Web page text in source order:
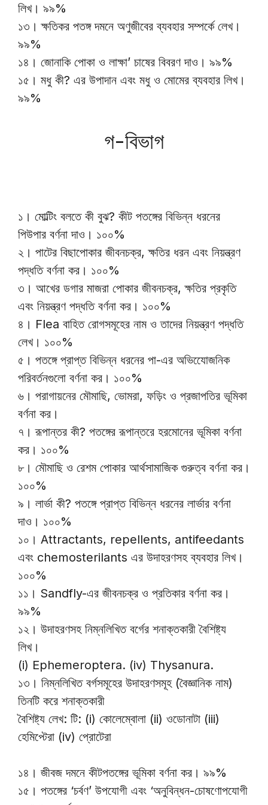
লিখ। ৯৯%
১৩। ক্ষতিকর পতঙ্গ দমনে অণুজীবের ব্যবহার সম্পর্কে লেখ।
৯৯%
১৪। জোনাকি পোকা ও লাক্ষা’ চাষের বিবরণ দাও। ৯৯%
১৫। মধু কী? এর উপাদান এবং মধু ও মোমের ব্যবহার লিখ।
৯৯%
গ-বিভাগ
১। মোল্টিং বলতে কী বুঝ? কীট পতঙ্গের বিভিন্ন ধরনের
পিউপার বর্ণনা দাও। ১০০%
২। পাটের বিছাপোকার জীবনচক্র, ক্ষতির ধরন এবং নিয়ন্ত্রণ
পদ্ধতি বর্ণনা কর। ১০০%
৩। আখের ডগার মাজরা পোকার জীবনচক্র, ক্ষতির প্রকৃতি
এবং নিয়ন্ত্রণ পদ্ধতি বর্ণনা কর। ১০০%
৪। Flea বাহিত রোগসমূহের নাম ও তাদের নিয়ন্ত্রণ পদ্ধতি
লেখ। ১০০%
৫। পতঙ্গে প্রাপ্ত বিভিন্ন ধরনের পা-এর অভিযোেজনিক
পরিবর্তনগুলো বর্ণনা কর। ১০০%
৬। পরাগায়নের মৌমাছি, ভোমরা, ফড়িং ও প্রজাপতির ভূমিকা
বর্ণনা কর।
৭। রূপান্তর কী? পতঙ্গের রূপান্তরে হরমোনের ভূমিকা বর্ণনা
কর। ১০০%
৮। মৌমাছি ও রেশম পোকার আর্থসামাজিক গুরুত্ব বর্ণনা কর।
১০০%
৯। লার্ভা কী? পতঙ্গে প্রাপ্ত বিভিন্ন ধরনের লার্ভার বর্ণনা
দাও। ১০০%
১০। Attractants, repellents, antifeedants
এবং chemosterilants এর উদাহরণসহ ব্যবহার লিখ।
১০০%
১১। Sandfly-এর জীবনচক্র ও প্রতিকার বর্ণনা কর।
৯৯%
১২। উদাহরণসহ নিম্নলিখিত বর্গের শনাক্তকারী বৈশিষ্ট্য
লিখ।
(i) Ephemeroptera. (iv) Thysanura.
১৩। নিম্নলিখিত বর্গসমূহের উদাহরণসমূহ (বৈজ্ঞানিক নাম)
তিনটি করে শনাক্তকারী
বৈশিষ্ট্য লেখ: টি: (i) কোলেম্বোলা (ii) ওডোনাটা (iii)
হেমিপ্টেরা (iv) প্রোটেরা
১৪। জীবজ দমনে কীটপতঙ্গের ভূমিকা বর্ণনা কর। ৯৯%
১৫। পতঙ্গের ‘চর্বণ’ উপযোগী এবং ‘অনুবিন্ধন-চোষণোপযোগী